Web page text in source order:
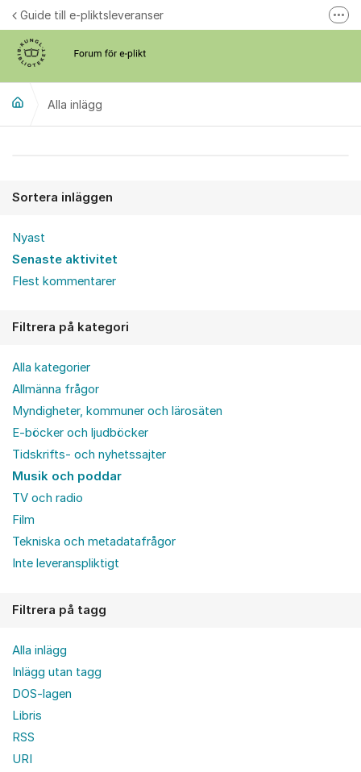
Hoppa till innehåll
Guide till e-pliktsleveranser
Alla inlägg
Sortera inläggen
Nyast
Senaste aktivitet
Flest kommentarer
Filtrera på kategori
Alla kategorier
Allmänna frågor
Myndigheter, kommuner och lärosäten
E-böcker och ljudböcker
Tidskrifts- och nyhetssajter
Musik och poddar
TV och radio
Film
Tekniska och metadatafrågor
Inte leveranspliktigt
Filtrera på tagg
Alla inlägg
Inlägg utan tagg
DOS-lagen
Libris
RSS
URI